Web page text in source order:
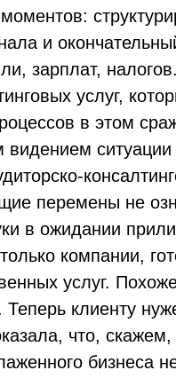
и
зарплат,
услуг,
в этом
перемены не
в ожидании
компании,
услуг.
Теперь клиенту
что,
бизнеса